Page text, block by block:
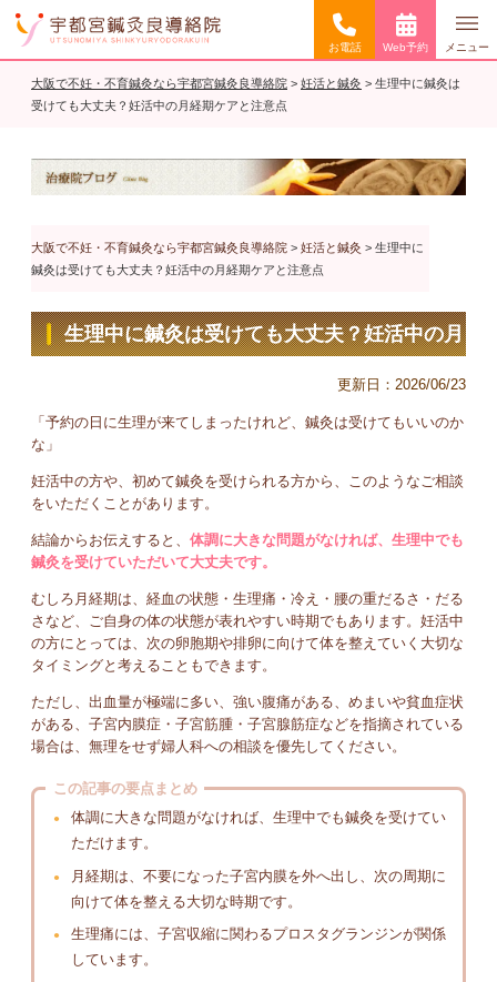
お電話 Web予約 メニュー
大阪で不妊・不育鍼灸なら宇都宮鍼灸良導絡院 > 妊活と鍼灸 > 生理中に鍼灸は
受けても大丈夫？妊活中の月経期ケアと注意点
大阪で不妊・不育鍼灸なら宇都宮鍼灸良導絡院 > 妊活と鍼灸 > 生理中に
鍼灸は受けても大丈夫？妊活中の月経期ケアと注意点
生理中に鍼灸は受けても大丈夫？妊活中の月
更新日： 2026/06/23
「予約の日に生理が来てしまったけれど、鍼灸は受けてもいいのか
な」
妊活中の方や、初めて鍼灸を受けられる方から、このようなご相談
をいただくことがあります。
結論からお伝えすると、 体調に大きな問題がなければ、生理中でも
鍼灸を受けていただいて大丈夫です。
むしろ月経期は、経血の状態・生理痛・冷え・腰の重だるさ・だる
さなど、ご自身の体の状態が表れやすい時期でもあります。妊活中
の方にとっては、次の卵胞期や排卵に向けて体を整えていく大切な
タイミングと考えることもできます。
ただし、出血量が極端に多い、強い腹痛がある、めまいや貧血症状
がある、子宮内膜症・子宮筋腫・子宮腺筋症などを指摘されている
場合は、無理をせず婦人科への相談を優先してください。
この記事の要点まとめ
体調に大きな問題がなければ、生理中でも鍼灸を受けてい
ただけます。
月経期は、不要になった子宮内膜を外へ出し、次の周期に
向けて体を整える大切な時期です。
生理痛には、子宮収縮に関わるプロスタグランジンが関係
しています。